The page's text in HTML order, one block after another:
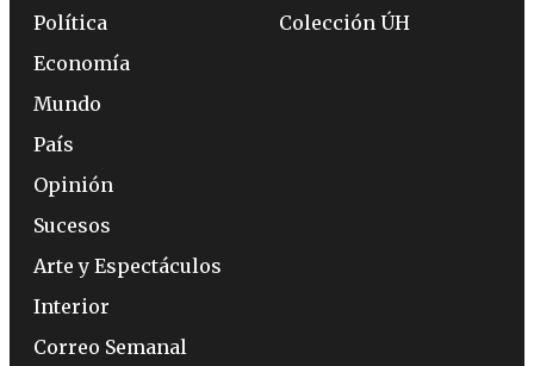
Política
Economía
Mundo
País
Opinión
Sucesos
Arte y Espectáculos
Interior
Correo Semanal
Colección ÚH